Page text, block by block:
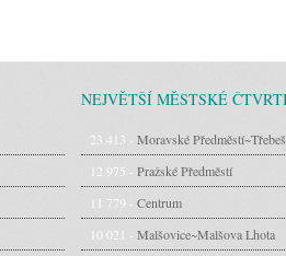
NEJVĚTŠÍ MĚSTSKÉ
23 413 - Moravské Předměstí~Třebeš
12 975 - Pražské Předměstí
11 779 - Centrum
10 021 - Malšovice~Malšova Lhota